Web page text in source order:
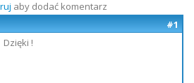
aby dodać komentarz
#1
Dzięki !